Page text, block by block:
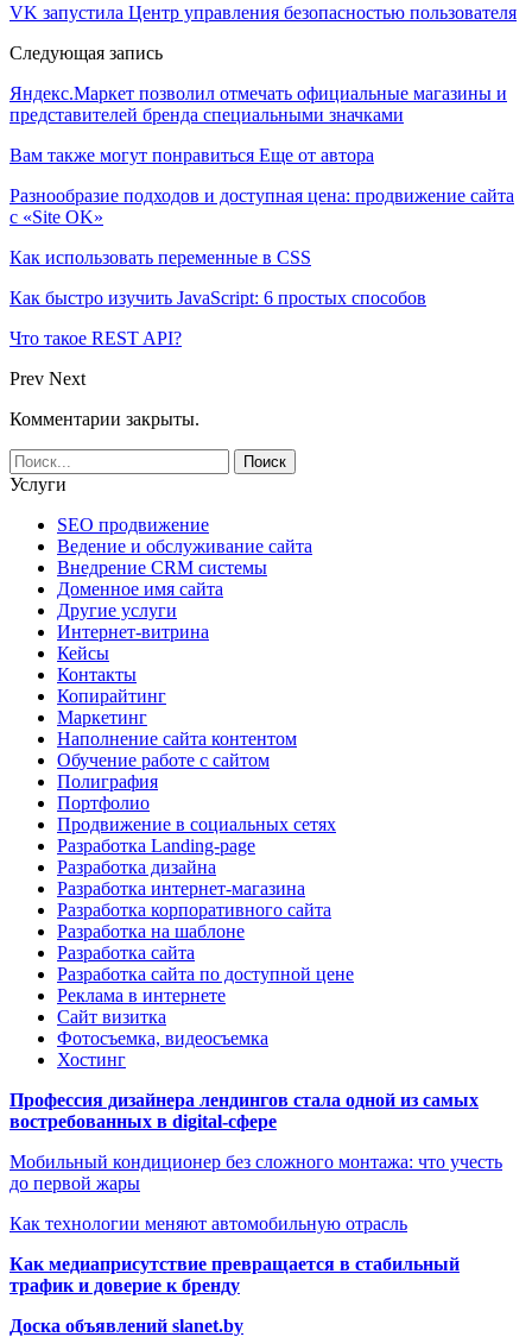
VK запустила Центр управления безопасностью пользователя
Следующая запись
Яндекс.Маркет позволил отмечать официальные магазины и
представителей бренда специальными значками
Вам также могут понравиться Еще от автора
Разнообразие подходов и доступная цена: продвижение сайта
с «Site OK»
Как использовать переменные в CSS
Как быстро изучить JavaScript: 6 простых способов
Что такое REST API?
Prev Next
Комментарии закрыты.
Услуги
SEO продвижение
Ведение и обслуживание сайта
Внедрение CRM системы
Доменное имя сайта
Другие услуги
Интернет-витрина
Кейсы
Контакты
Копирайтинг
Маркетинг
Наполнение сайта контентом
Обучение работе с сайтом
Полиграфия
Портфолио
Продвижение в социальных сетях
Разработка Landing-page
Разработка дизайна
Разработка интернет-магазина
Разработка корпоративного сайта
Разработка на шаблоне
Разработка сайта
Разработка сайта по доступной цене
Реклама в интернете
Сайт визитка
Фотосъемка, видеосъемка
Хостинг
Профессия дизайнера лендингов стала одной из самых
востребованных в digital-сфере
Мобильный кондиционер без сложного монтажа: что учесть
до первой жары
Как технологии меняют автомобильную отрасль
Как медиаприсутствие превращается в стабильный
трафик и доверие к бренду
Доска объявлений slanet.by